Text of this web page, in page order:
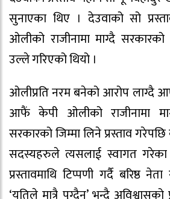
सुनाएका थिए । देउवाको सो
ओलीको राजीनामा माग्दै
उल्ले गरिएको थियो ।
ओलीप्रति नरम बनेको आरोप लाग्दै
आफैं केपी ओलीको राजीनामा
सरकारको जिम्मा लिने प्रस्ताव
सदस्यहरुले त्यसलाई स्वागत
प्रस्तावमाथि टिप्पणी गर्दै बरिष्ठ